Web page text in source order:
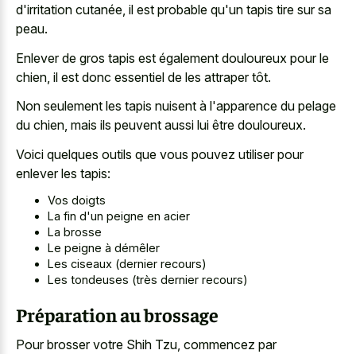
d'irritation cutanée, il est probable qu'un tapis tire sur sa
peau.
Enlever de gros tapis est également douloureux pour le
chien, il est donc essentiel de les attraper tôt.
Non seulement les tapis nuisent à l'apparence du pelage
du chien, mais ils peuvent aussi lui être douloureux.
Voici quelques outils que vous pouvez utiliser pour
enlever les tapis:
Vos doigts
La fin d'un peigne en acier
La brosse
Le peigne à démêler
Les ciseaux (dernier recours)
Les tondeuses (très dernier recours)
Préparation au brossage
Pour brosser votre Shih Tzu, commencez par